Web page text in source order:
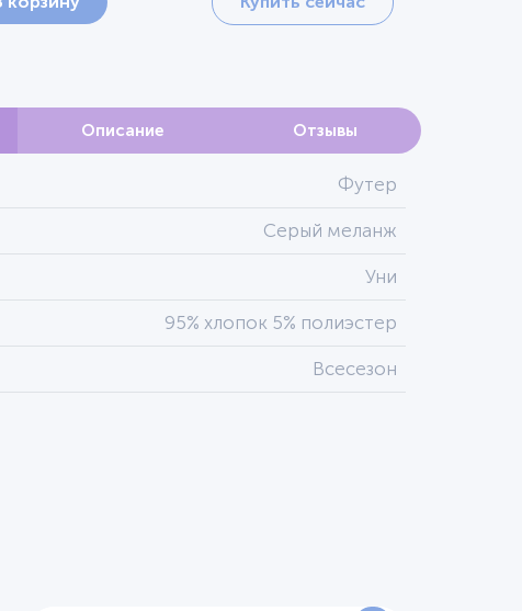
Описание Отзывы
Футер
Серый меланж
Уни
95% хлопок 5% полиэстер
Всесезон